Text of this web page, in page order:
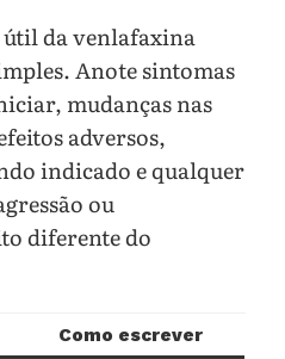
da venlafaxina
Anote sintomas
mudanças nas
adversos,
indicado e qualquer
ou
diferente do
Como escrever